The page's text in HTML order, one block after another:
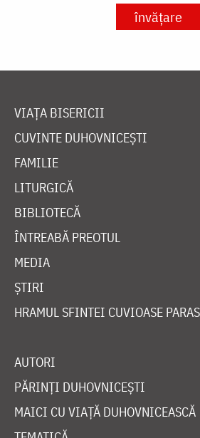
învățare
VIAȚA BISERICII
CUVINTE DUHOVNICEȘTI
FAMILIE
LITURGICĂ
BIBLIOTECĂ
ÎNTREABĂ PREOTUL
MEDIA
ȘTIRI
HRAMUL SFINTEI CUVIOASE
AUTORI
PĂRINȚI DUHOVNICEȘTI
MAICI CU VIAȚĂ DUHOVNICEASCĂ